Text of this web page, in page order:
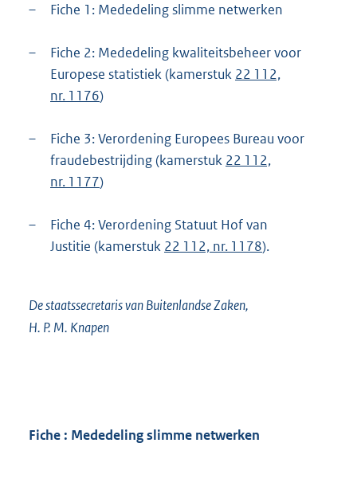
– Fiche 1: Mededeling slimme netwerken
–
Fiche 2: Mededeling kwaliteitsbeheer voor
Europese statistiek (kamerstuk 22 112,
nr. 1176)
–
Fiche 3: Verordening Europees Bureau voor
fraudebestrijding (kamerstuk 22 112,
nr. 1177)
–
Fiche 4: Verordening Statuut Hof van
Justitie (kamerstuk 22 112, nr. 1178).
De staatssecretaris van Buitenlandse Zaken,
H. P. M. Knapen
Fiche : Mededeling slimme netwerken